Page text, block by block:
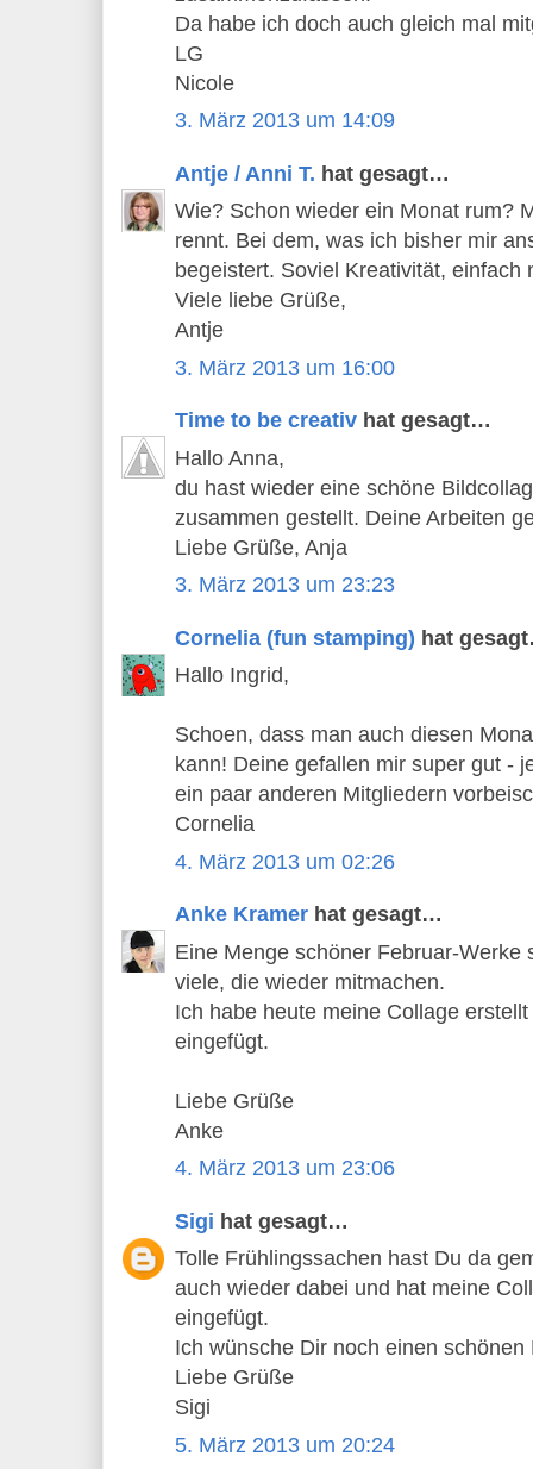
Da habe ich doch auch gleich mal
LG
Nicole
3. März 2013 um 14:09
Antje / Anni T. hat gesagt…
Wie? Schon wieder ein Monat rum?
rennt. Bei dem, was ich bisher mir
begeistert. Soviel Kreativität, einfach
Viele liebe Grüße,
Antje
3. März 2013 um 16:00
Time to be creativ hat gesagt…
Hallo Anna,
du hast wieder eine schöne
zusammen gestellt. Deine Arbeiten
Liebe Grüße, Anja
3. März 2013 um 23:23
Cornelia (fun stamping) hat
Hallo Ingrid,
Schoen, dass man auch diesen
kann! Deine gefallen mir super gut -
ein paar anderen Mitgliedern
Cornelia
4. März 2013 um 02:26
Anke Kramer hat gesagt…
Eine Menge schöner Februar-Werke
viele, die wieder mitmachen.
Ich habe heute meine Collage
eingefügt.
Liebe Grüße
Anke
4. März 2013 um 23:06
Sigi hat gesagt…
Tolle Frühlingssachen hast Du da
auch wieder dabei und hat meine
eingefügt.
Ich wünsche Dir noch einen schönen
Liebe Grüße
Sigi
5. März 2013 um 20:24